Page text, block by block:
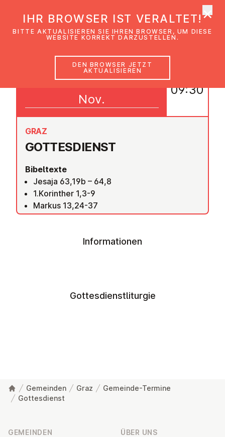
GOT­TES­DIENST
GRAZ
Bibeltexte
Jesaja 63,19b – 64,8
1.Korinther 1,3-9
Markus 13,24-37
29
Nov.
09:30
Informationen
Gottesdienstliturgie
Gemeinden Graz
Gemeinde-Termine
Gottesdienst
GEMEINDEN ÜBER UNS
IHR BROWSER IST VERALTET!
BITTE AKTUALISIEREN SIE IHREN BROWSER, UM DIESE
WEBSITE KORREKT DARZUSTELLEN.
DEN BROWSER JETZT
AKTUALISIEREN
×